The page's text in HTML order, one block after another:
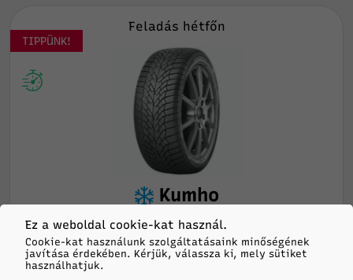
TIPPÜNK!
Feladás hétfőn
Kumho
225/45R17 94V TL XL M+S 3PMSF EV
C B 72db
Ez a weboldal cookie-kat használ.
Cookie-kat használunk szolgáltatásaink minőségének
javítása érdekében. Kérjük, válassza ki, mely sütiket
használhatjuk.